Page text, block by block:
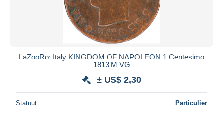
LaZooRo: Italy KINGDOM OF NAPOLEON 1 Centesimo
1813 M VG
± US$ 2,30
Statuut Particulier